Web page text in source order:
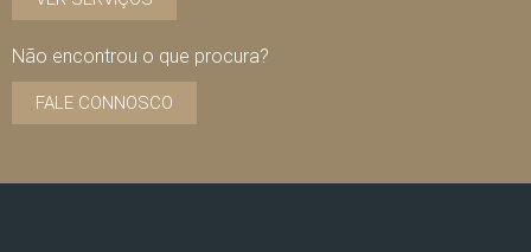
Não encontrou o que procura?
FALE CONNOSCO